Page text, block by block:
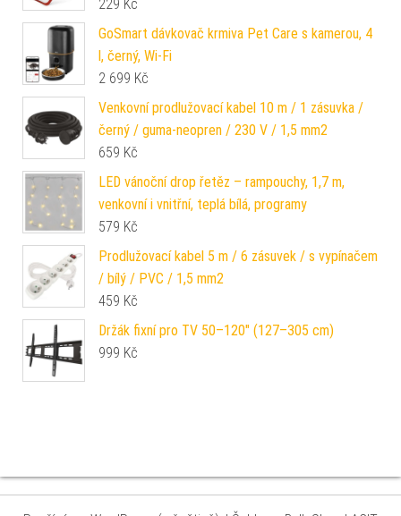
229 Kč
GoSmart dávkovač krmiva Pet Care s kamerou, 4
l, černý, Wi-Fi
2 699 Kč
Venkovní prodlužovací kabel 10 m / 1 zásuvka /
černý / guma-neopren / 230 V / 1,5 mm2
659 Kč
LED vánoční drop řetěz – rampouchy, 1,7 m,
venkovní i vnitřní, teplá bílá, programy
579 Kč
Prodlužovací kabel 5 m / 6 zásuvek / s vypínačem
/ bílý / PVC / 1,5 mm2
459 Kč
Držák fixní pro TV 50–120" (127–305 cm)
999 Kč